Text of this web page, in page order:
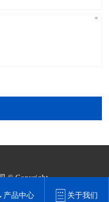
© Copyright
建设​
产品中心 关于我们